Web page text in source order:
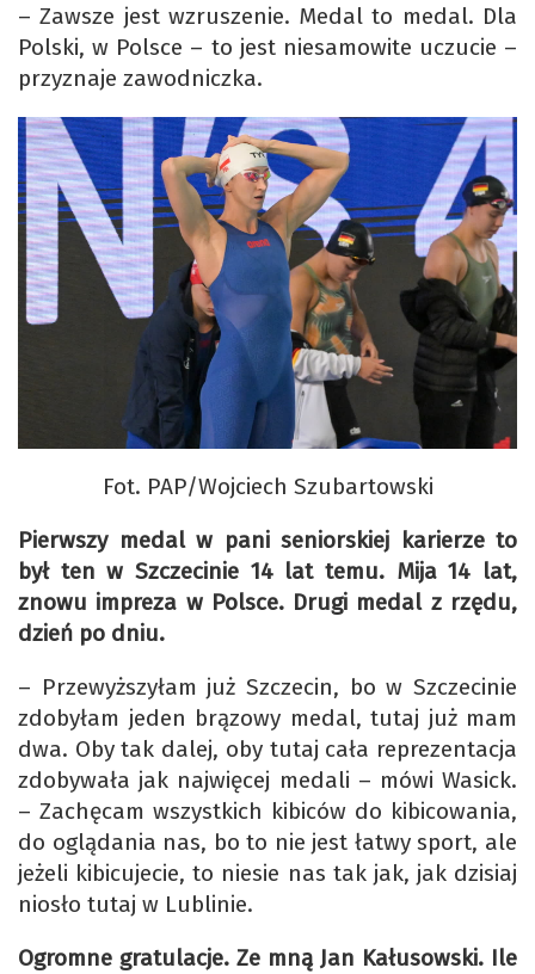
– Zawsze jest wzruszenie. Medal to medal. Dla
Polski, w Polsce – to jest niesamowite uczucie –
przyznaje zawodniczka.
Fot. PAP/Wojciech Szubartowski
Pierwszy medal w pani seniorskiej karierze to
był ten w Szczecinie 14 lat temu. Mija 14 lat,
znowu impreza w Polsce. Drugi medal z rzędu,
dzień po dniu.
– Przewyższyłam już Szczecin, bo w Szczecinie
zdobyłam jeden brązowy medal, tutaj już mam
dwa. Oby tak dalej, oby tutaj cała reprezentacja
zdobywała jak najwięcej medali – mówi Wasick.
– Zachęcam wszystkich kibiców do kibicowania,
do oglądania nas, bo to nie jest łatwy sport, ale
jeżeli kibicujecie, to niesie nas tak jak, jak dzisiaj
niosło tutaj w Lublinie.
Ogromne gratulacje. Ze mną Jan Kałusowski. Ile